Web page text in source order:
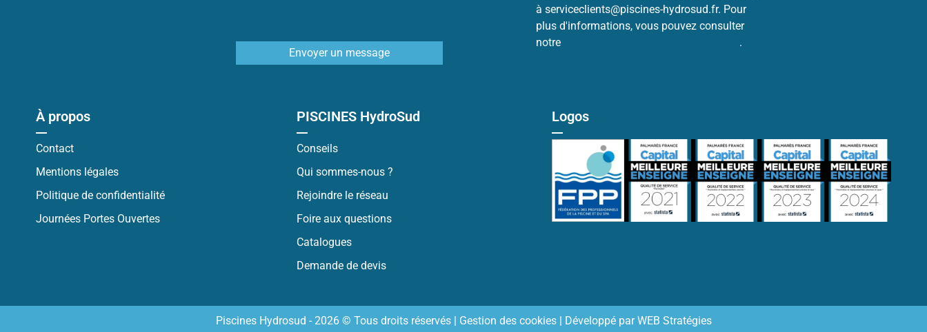
Envoyer un message
à serviceclients@piscines-hydrosud.fr. Pour
plus d'informations, vous pouvez consulter
notre
.
À propos
Contact
Mentions légales
Politique de confidentialité
Journées Portes Ouvertes
PISCINES HydroSud
Conseils
Qui sommes-nous ?
Rejoindre le réseau
Foire aux questions
Catalogues
Demande de devis
Logos
Piscines Hydrosud - 2026 © Tous droits réservés | Gestion des cookies| Développé parWEB Stratégies